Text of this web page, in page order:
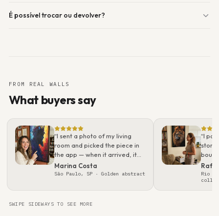
É possível trocar ou devolver?
FROM REAL WALLS
What buyers say
“I sent a photo of my living
room and picked the piece in
the app — when it arrived, it
looked even better than on
screen. Packaging was
gift.”
Marina Costa
São Paulo, SP· Golden abstract
“I
story.
what
real
Rio
SWIPE SIDEWAYS TO SEE MORE